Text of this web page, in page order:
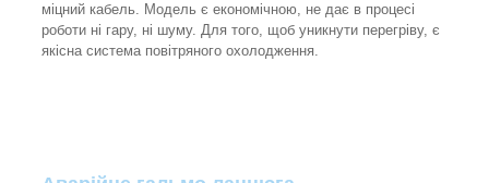
міцний кабель. Модель є економічною, не дає в процесі
роботи ні гару, ні шуму. Для того, щоб уникнути перегріву, є
якісна система повітряного охолодження.